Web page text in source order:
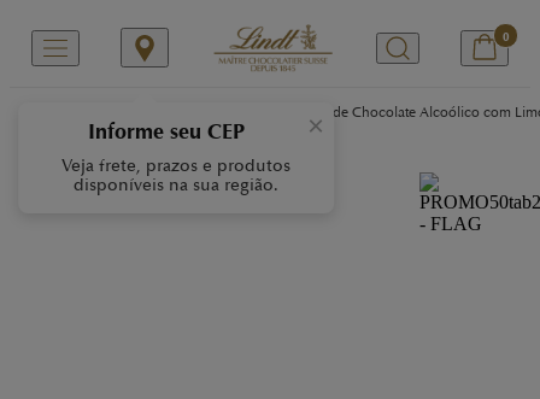
×
Informe seu CEP
Veja frete, prazos e produtos
disponíveis na sua região.
0
Tablete de Chocolate Alcoólico com